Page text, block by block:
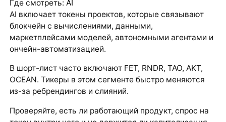
Где смотреть: AI
AI включает токены проектов, которые связывают
блокчейн с вычислениями, данными,
маркетплейсами моделей, автономными агентами и
ончейн-автоматизацией.
В шорт-лист часто включают FET, RNDR, TAO, AKT,
OCEAN. Тикеры в этом сегменте быстро меняются
из-за ребрендингов и слияний.
Проверяйте, есть ли работающий продукт, спрос на